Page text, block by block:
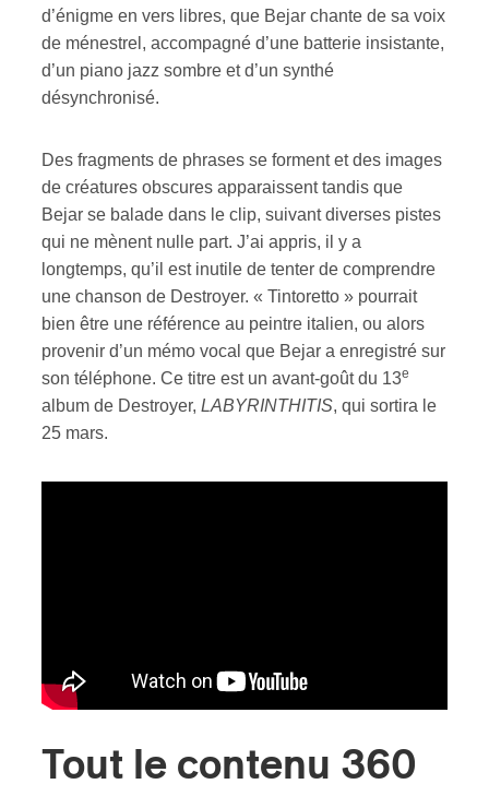
d’énigme en vers libres, que Bejar chante de sa voix
de ménestrel, accompagné d’une batterie insistante,
d’un piano jazz sombre et d’un synthé
désynchronisé.
Des fragments de phrases se forment et des images
de créatures obscures apparaissent tandis que
Bejar se balade dans le clip, suivant diverses pistes
qui ne mènent nulle part. J’ai appris, il y a
longtemps, qu’il est inutile de tenter de comprendre
une chanson de Destroyer. « Tintoretto » pourrait
bien être une référence au peintre italien, ou alors
provenir d’un mémo vocal que Bejar a enregistré sur
son téléphone. Ce titre est un avant-goût du 13e
album de Destroyer, LABYRINTHITIS, qui sortira le
25 mars.
Tout le contenu 360